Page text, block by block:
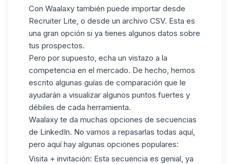
Con Waalaxy también puede importar desde
Recruiter Lite, o desde un archivo CSV. Esta es
una gran opción si ya tienes algunos datos sobre
tus prospectos.
Pero por supuesto, echa un vistazo a la
competencia en el mercado. De hecho, hemos
escrito algunas guías de comparación que le
ayudarán a visualizar algunos puntos fuertes y
débiles de cada herramienta.
Waalaxy te da muchas opciones de secuencias
de LinkedIn. No vamos a repasarlas todas aquí,
pero aquí hay algunas opciones populares:
Visita + invitación: Esta secuencia es genial, ya